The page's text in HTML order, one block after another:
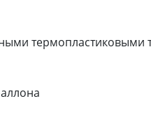
термопластиковыми